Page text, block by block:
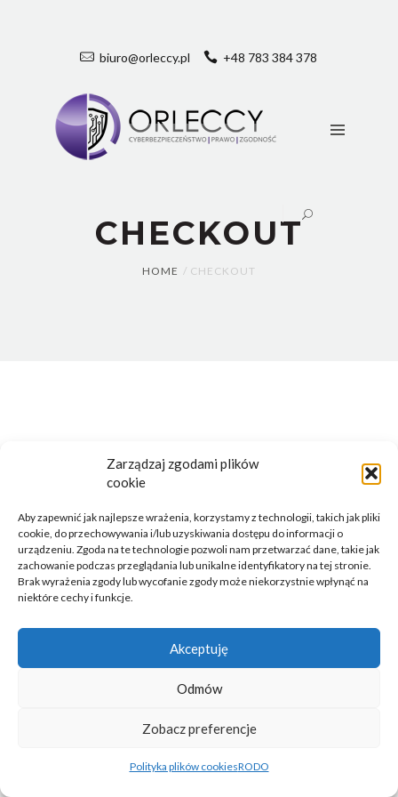
Zarządzaj zgodami plików
cookie
Aby zapewnić jak najlepsze wrażenia, korzystamy z technologii, takich jak pliki
cookie, do przechowywania i/lub uzyskiwania dostępu do informacji o
urządzeniu. Zgoda na te technologie pozwoli nam przetwarzać dane, takie jak
zachowanie podczas przeglądania lub unikalne identyfikatory na tej stronie.
Brak wyrażenia zgody lub wycofanie zgody może niekorzystnie wpłynąć na
niektóre cechy i funkcje.
Akceptuję
Odmów
Zobacz preferencje
Polityka plików cookiesRODO
OSOBOWYCH
SZKOLENIA
biuro@orleccy.pl +48 783 384 378
CHECKOUT
HOME CHECKOUT
© 2025 Orleccy- Ochrona Danych Osobowych, TISAX, NIS2,
Szkolenia ADO/IOD/DPO. All Rights Reserved.